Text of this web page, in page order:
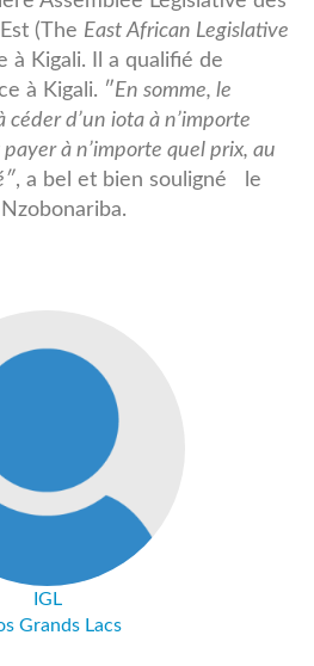
(The East African Legislative
à Kigali. Il a qualifié de
à Kigali. ″En somme, le
céder d’un iota à n’importe
à n’importe quel prix, au
, a bel et bien souligné le
IGL
Grands Lacs